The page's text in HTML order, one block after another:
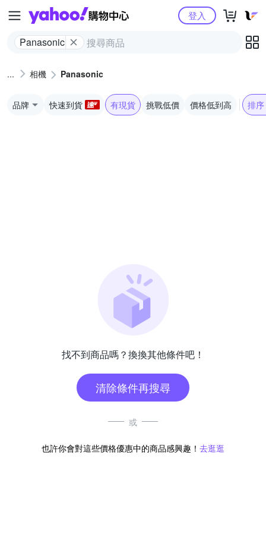
Yahoo購物中心
Panasonic
登入
相機 Panasonic
品牌 快速到貨 有現貨 挑戰低價 價格低到高 排序
找不到商品嗎？換換其他條件吧！
清除條件再搜尋
或
也許你會對這些價格優惠中的商品感興趣！ 去逛逛